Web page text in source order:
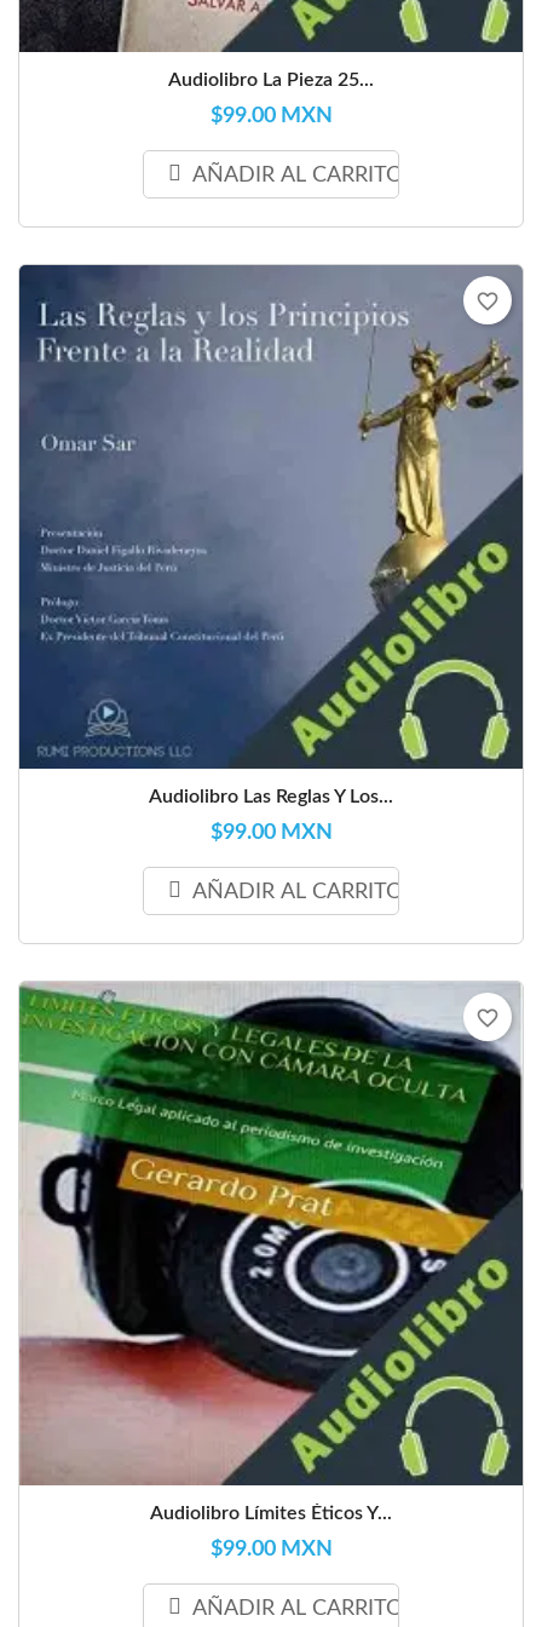
Audiolibro La Pieza 25...
$99.00 MXN
AÑADIR AL CARRITO
Audiolibro Las Reglas Y Los...
$99.00 MXN
AÑADIR AL CARRITO
favorite_border
Audiolibro Límites Éticos Y...
$99.00 MXN
AÑADIR AL CARRITO
favorite_border